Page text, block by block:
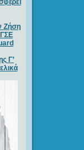
Ζήση
Γ’